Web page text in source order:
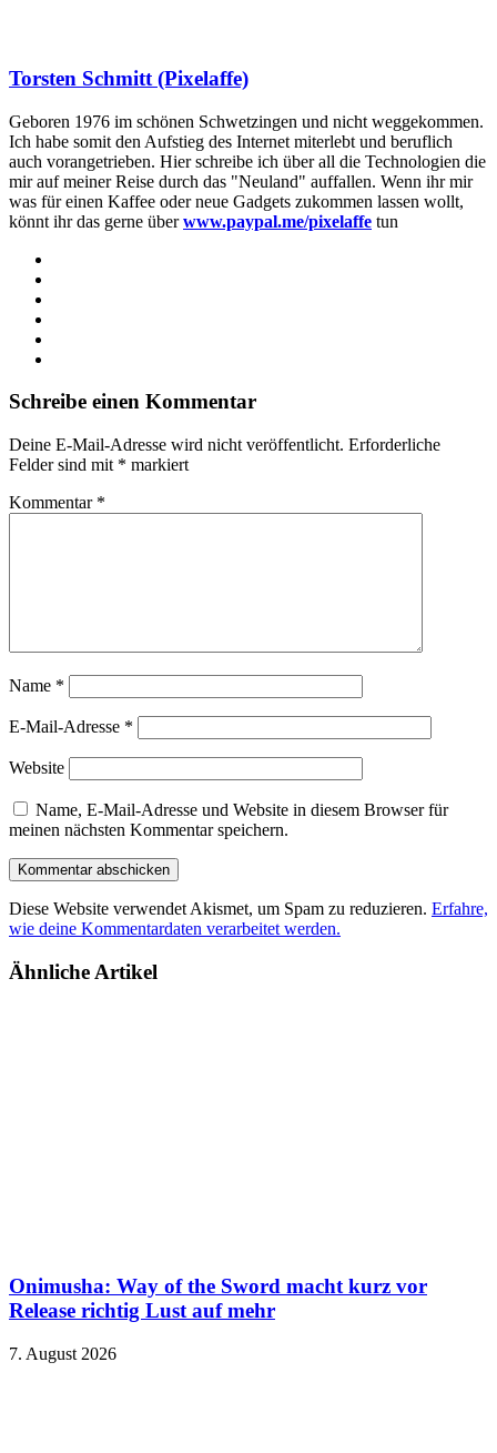
Torsten Schmitt (Pixelaffe)
Geboren 1976 im schönen Schwetzingen und nicht weggekommen.
Ich habe somit den Aufstieg des Internet miterlebt und beruflich
auch vorangetrieben. Hier schreibe ich über all die Technologien die
mir auf meiner Reise durch das "Neuland" auffallen. Wenn ihr mir
was für einen Kaffee oder neue Gadgets zukommen lassen wollt,
könnt ihr das gerne überwww.paypal.me/pixelaffe tun
Schreibe einen Kommentar
Deine E-Mail-Adresse wird nicht veröffentlicht. Erforderliche
Felder sind mit * markiert
Kommentar *
Name *
E-Mail-Adresse *
Website
Name, E-Mail-Adresse und Website in diesem Browser für
meinen nächsten Kommentar speichern.
Diese Website verwendet Akismet, um Spam zu reduzieren. Erfahre,
wie deine Kommentardaten verarbeitet werden.
Ähnliche Artikel
Onimusha: Way of the Sword macht kurz vor
Release richtig Lust auf mehr
7. August 2026